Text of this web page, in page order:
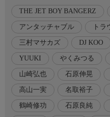
力候補多数の北海道・沖縄で1
に実現!石原伸晃vs良純の兄弟
が多数参戦で大混戦…ラストは
◇出演者
【司会】さまぁ〜ず(大竹一樹
【進行】清水俊輔(テレビ朝日
【見届け人】山崎弘也(アンタ
◇出演者2
【解答者(五十音順)】
THE JET BOY BANGERZ
アンタッチャブル トラ
三村マサカズ DJ KOO
YUUKI やくみつる
山崎弘也 石原伸晃
高山一実 名取裕子
鶴崎修功 石原良純